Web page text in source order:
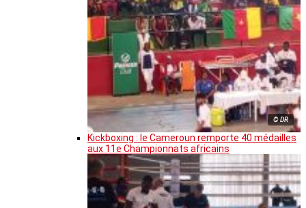
© DR
Kickboxing : le Cameroun remporte 40 médailles
aux 11e Championnats africains